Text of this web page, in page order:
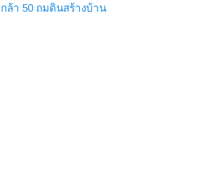
ล้า 50 ถมดินสร้างบ้าน